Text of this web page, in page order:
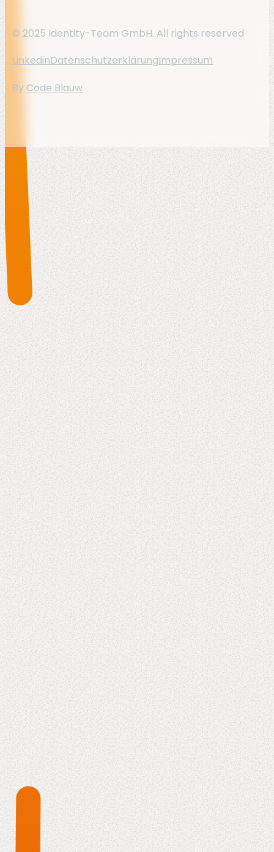
© 2025 Identity-Team GmbH. All rights reserved
LinkedinDatenschutzerklärungImpressum
By Code Blauw